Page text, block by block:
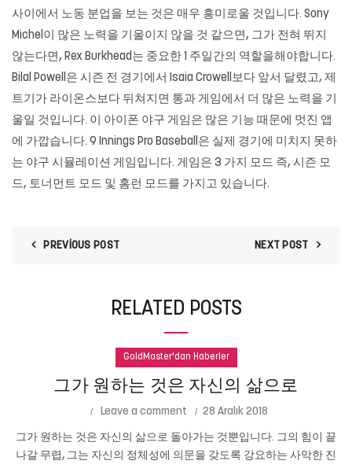
사이에서 노동 분업을 보는 것은 매우 흥미로울 것입니다. Sony
Michel이 많은 노력을 기울이지 않을 것 같으면, 그가 전혀 뛰지
않는다면, Rex Burkhead는 중요한 1 주일간의 역할을해야합니다.
Bilal Powell은 시즌 전 경기에서 Isaia Crowell보다 앞서 달렸고, 제
트기가 라이온스보다 뒤쳐지면 통과 게임에서 더 많은 노력을 기
울일 것입니다. 이 아이폰 야구 게임은 많은 기능 때문에 멋진 앱
에 가깝습니다. 9 Innings Pro Baseball은 실제 경기에 미치지 못하
는 야구 시뮬레이션 게임입니다. 게임은 3 가지 모드 즉, 시즌 모
드, 토너먼트 모드 및 홈런 모드를 가지고 있습니다.
PREVIOUS POST NEXT POST
RELATED POSTS
GoldMaster'dan Haberler
그가 원하는 것은 자신의 삶으로
Leave a comment 28 Aralık 2018
그가 원하는 것은 자신의 삶으로 돌아가는 것뿐입니다. 그의 힘이 끝
나갈 무렵, 그는 자신의 정체성에 의문을 갖도록 강요하는 사악한 진